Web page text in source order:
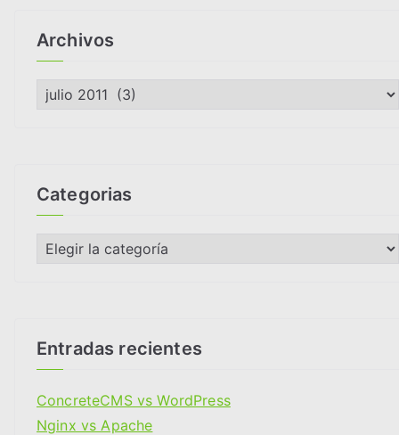
Archivos
i
v
Categorias
C
g
o
r
i
Entradas recientes
ConcreteCMS vs WordPress
Nginx vs Apache